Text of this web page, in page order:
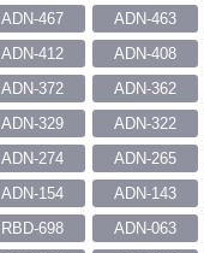
ADN-467 ADN-463
ADN-412 ADN-408
ADN-372 ADN-362
ADN-329 ADN-322
ADN-274 ADN-265
ADN-154 ADN-143
RBD-698 ADN-063